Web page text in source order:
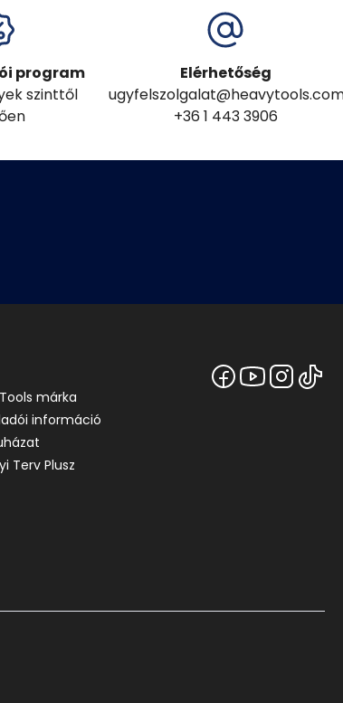
program
szinttől
Elérhetőség
+36 1 443 3906
márka
információ
Terv Plusz